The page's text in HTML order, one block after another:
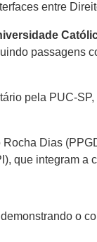
entre
passagens
pela PUC-
Dias
que integram a
o